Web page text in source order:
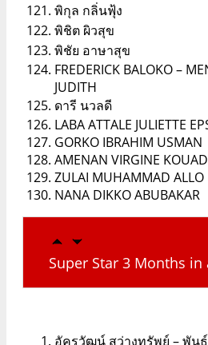
พิกุล กลิ่นฟุ้ง
พิชิต ผิวสุข
พิชัย อาษาสุข
FREDERICK BALOKO –
JUDITH
ดารี นวลดี
LABA ATTALE JULIETTE
GORKO IBRAHIM USMAN
AMENAN VIRGINE
ZULAI MUHAMMAD ALLO
NANA DIKKO ABUBAKAR
Super Star 3 Months in
อัครวัฒน์ สว่างทรัพย์ – พัน